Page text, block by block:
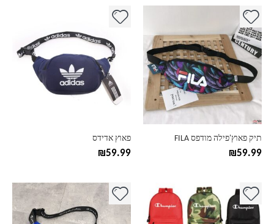
תיק פאוץ'פילה מודפס FILA
₪59.99
למוצר
יש
מספר
סוגים.
ניתן
לבחור
את
האפשרויות
פאוץ אדידס
₪59.99
למוצר
מספר
סוגים.
לבחור
למוצר
יש
למוצר